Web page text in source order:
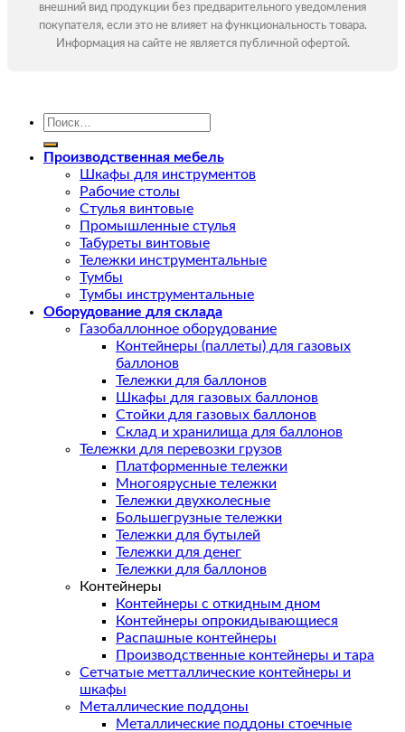
внешний вид продукции без предварительного уведомления
покупателя, если это не влияет на функциональность товара.
Информация на сайте не является публичной офертой.
Искать:
Производственная мебель
Шкафы для инструментов
Рабочие столы
Стулья винтовые
Промышленные стулья
Табуреты винтовые
Тележки инструментальные
Тумбы
Тумбы инструментальные
Оборудование для склада
Газобаллонное оборудование
Контейнеры (паллеты) для газовых
баллонов
Тележки для баллонов
Шкафы для газовых баллонов
Стойки для газовых баллонов
Склад и хранилища для баллонов
Тележки для перевозки грузов
Платформенные тележки
Многоярусные тележки
Тележки двухколесные
Большегрузные тележки
Тележки для бутылей
Тележки для денег
Тележки для баллонов
Контейнеры
Контейнеры с откидным дном
Контейнеры опрокидывающиеся
Распашные контейнеры
Производственные контейнеры и тара
Сетчатые метталлические контейнеры и
шкафы
Металлические поддоны
Металлические поддоны стоечные